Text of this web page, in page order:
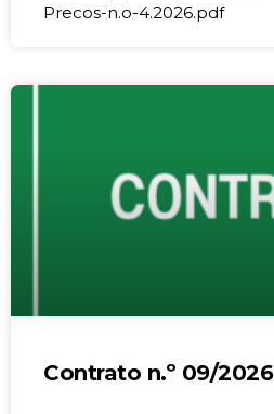
Precos-n.o-4.2026.pdf
Contrato n.º 09/2026